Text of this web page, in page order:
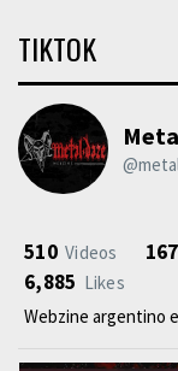
TIKTOK
510 Videos 167
6,885 Likes
Webzine argentino